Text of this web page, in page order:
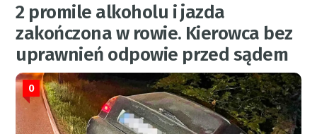
2 promile alkoholu i jazda
zakończona w rowie. Kierowca bez
uprawnień odpowie przed sądem
0